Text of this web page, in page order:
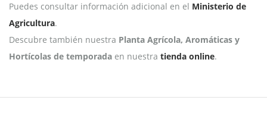
Puedes consultar información adicional en el Ministerio de
Agricultura.
Descubre también nuestra Planta Agrícola, Aromáticas y
Hortícolas de temporada en nuestra tienda online.